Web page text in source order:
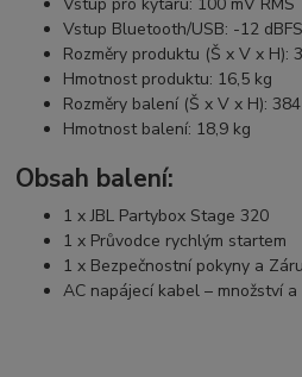
Vstup Bluetooth/USB: -12 dBFS
Rozměry produktu (Š x V x H):
Hmotnost produktu: 16,5 kg
Rozměry balení (Š x V x H):
Hmotnost balení: 18,9 kg
Obsah balení:
1 x JBL Partybox Stage 320
1 x Průvodce rychlým startem
1 x Bezpečnostní pokyny a
AC napájecí kabel – množství